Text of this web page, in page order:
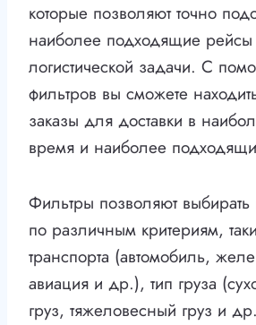
которые позволяют точно
наиболее подходящие
логистической задачи. С
фильтров вы сможете
заказы для доставки в
время и наиболее
Фильтры позволяют выбирать
по различным критериям,
транспорта (автомобиль,
авиация и др.), тип груза
груз, тяжеловесный груз и